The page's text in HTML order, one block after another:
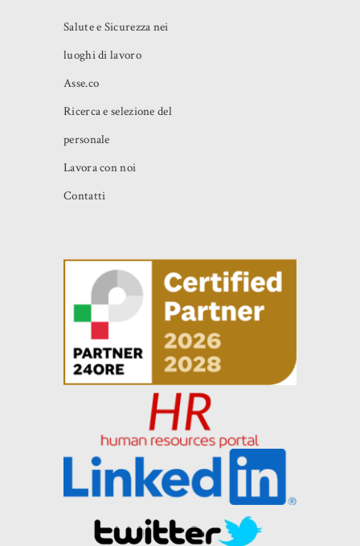
Salute e Sicurezza nei
luoghi di lavoro
Asse.co
Ricerca e selezione del
personale
Lavora con noi
Contatti